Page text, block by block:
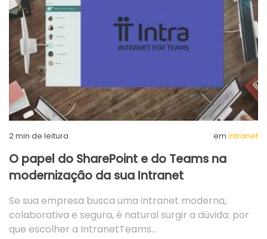
2min de leitura em intranet
O papel do SharePoint e do Teams na
modernização da sua Intranet
Se sua empresa busca uma intranet moderna,
colaborativa e segura, é natural surgir a dúvida: por
que escolher a IntranetTeams…